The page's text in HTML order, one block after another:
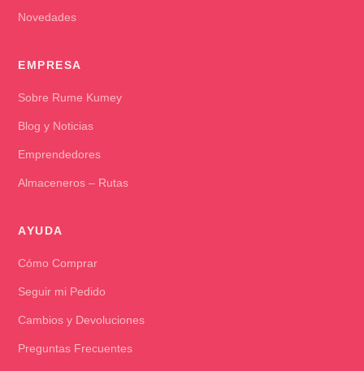
Novedades
EMPRESA
Sobre Rume Kumey
Blog y Noticias
Emprendedores
Almaceneros – Rutas
AYUDA
Cómo Comprar
Seguir mi Pedido
Cambios y Devoluciones
Preguntas Frecuentes